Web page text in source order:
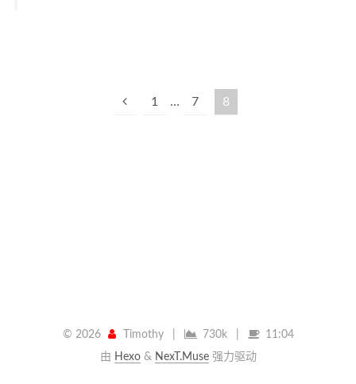
1 … 7 8
© 2026 Timothy 730k
11:04
由 Hexo& NexT.Muse强力驱动